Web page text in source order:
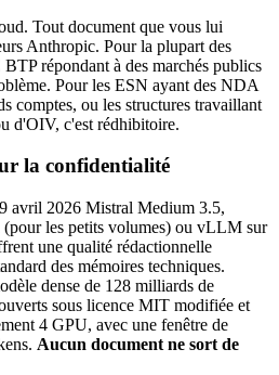
Tout document que vous lui
Anthropic. Pour la plupart des
répondant à des marchés publics
Pour les ESN ayant des NDA
comptes, ou les structures travaillant
d'OIV, c'est rédhibitoire.
la confidentialité
avril 2026 Mistral Medium 3.5,
les petits volumes) ou vLLM sur
une qualité rédactionnelle
des mémoires techniques.
dense de 128 milliards de
sous licence MIT modifiée et
4 GPU, avec une fenêtre de
Aucun document ne sort de